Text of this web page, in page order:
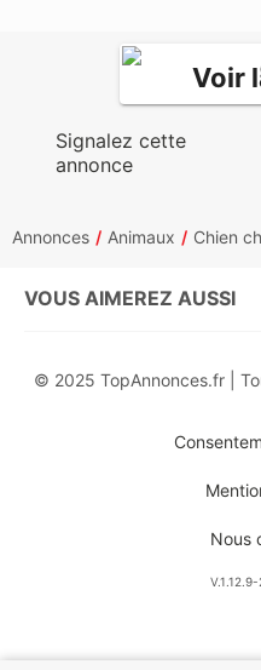
Voir
Signalez cette
annonce
Annonces Animaux Chien
VOUS AIMEREZ AUSSI
© 2025 TopAnnonces.fr |
Nous